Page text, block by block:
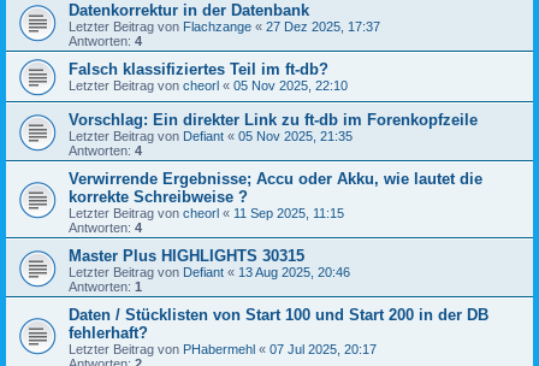
Datenkorrektur in der Datenbank
Letzter Beitrag von Flachzange « 27 Dez 2025, 17:37
Antworten: 4
Falsch klassifiziertes Teil im ft-db?
Letzter Beitrag von cheorl « 05 Nov 2025, 22:10
Vorschlag: Ein direkter Link zu ft-db im Forenkopfzeile
Letzter Beitrag von Defiant « 05 Nov 2025, 21:35
Antworten: 4
Verwirrende Ergebnisse; Accu oder Akku, wie lautet die
korrekte Schreibweise ?
Letzter Beitrag von cheorl « 11 Sep 2025, 11:15
Antworten: 4
Master Plus HIGHLIGHTS 30315
Letzter Beitrag von Defiant « 13 Aug 2025, 20:46
Antworten: 1
Daten / Stücklisten von Start 100 und Start 200 in der DB
fehlerhaft?
Letzter Beitrag von PHabermehl « 07 Jul 2025, 20:17